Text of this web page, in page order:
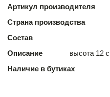
Артикул производителя
Страна производства
Состав
Описание
высота 12
Наличие в бутиках